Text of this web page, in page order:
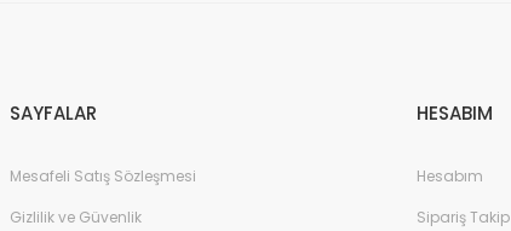
SAYFALAR
Mesafeli Satış Sözleşmesi
Gizlilik ve Güvenlik
HESABIM
Hesabım
Sipariş Takip